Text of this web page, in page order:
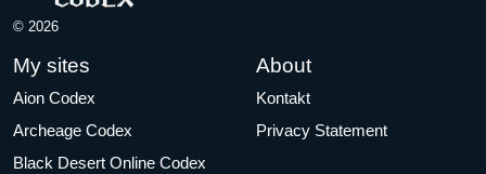
© 2026
My sites
Aion Codex
Archeage Codex
Black Desert Online Codex
About
Kontakt
Privacy Statement